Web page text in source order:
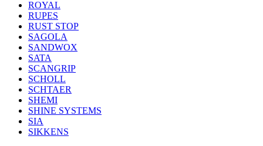
ROYAL
RUPES
RUST STOP
SAGOLA
SANDWOX
SATA
SCANGRIP
SCHOLL
SCHTAER
SHEMI
SHINE SYSTEMS
SIA
SIKKENS